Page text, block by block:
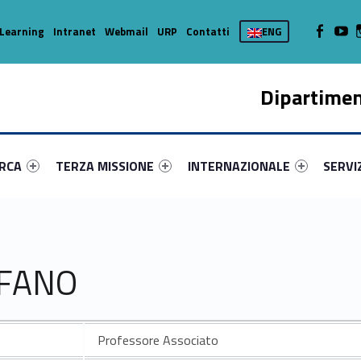
primary-4160-16
#link-menu-primary-38777-37
Link identifier #link-menu-primary-1754-45
TERZA MISSIONE
Link identifier #link-menu-
INTERNAZIONALE
Link
Intranet Webmail URP Contatti ENG
Professore Associato